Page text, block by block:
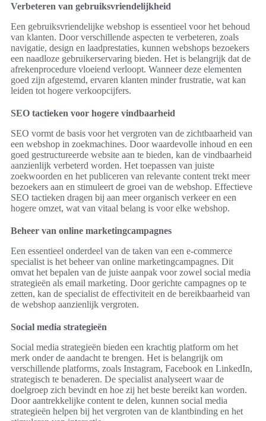
Verbeteren van gebruiksvriendelijkheid
Een gebruiksvriendelijke webshop is essentieel voor het behoud
van klanten. Door verschillende aspecten te verbeteren, zoals
navigatie, design en laadprestaties, kunnen webshops bezoekers
een naadloze gebruikerservaring bieden. Het is belangrijk dat de
afrekenprocedure vloeiend verloopt. Wanneer deze elementen
goed zijn afgestemd, ervaren klanten minder frustratie, wat kan
leiden tot hogere verkoopcijfers.
SEO tactieken voor hogere vindbaarheid
SEO vormt de basis voor het vergroten van de zichtbaarheid van
een webshop in zoekmachines. Door waardevolle inhoud en een
goed gestructureerde website aan te bieden, kan de vindbaarheid
aanzienlijk verbeterd worden. Het toepassen van juiste
zoekwoorden en het publiceren van relevante content trekt meer
bezoekers aan en stimuleert de groei van de webshop. Effectieve
SEO tactieken dragen bij aan meer organisch verkeer en een
hogere omzet, wat van vitaal belang is voor elke webshop.
Beheer van online marketingcampagnes
Een essentieel onderdeel van de taken van een e-commerce
specialist is het beheer van online marketingcampagnes. Dit
omvat het bepalen van de juiste aanpak voor zowel social media
strategieën als email marketing. Door gerichte campagnes op te
zetten, kan de specialist de effectiviteit en de bereikbaarheid van
de webshop aanzienlijk vergroten.
Social media strategieën
Social media strategieën bieden een krachtig platform om het
merk onder de aandacht te brengen. Het is belangrijk om
verschillende platforms, zoals Instagram, Facebook en LinkedIn,
strategisch te benaderen. De specialist analyseert waar de
doelgroep zich bevindt en hoe zij het beste bereikt kan worden.
Door aantrekkelijke content te delen, kunnen social media
strategieën helpen bij het vergroten van de klantbinding en het